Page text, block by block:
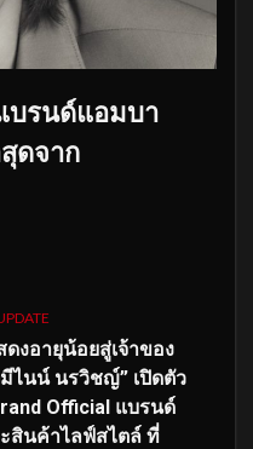
บรนด์แอมบา
ดจาก
งอายุน้อยสู่เจ้าของ
มีไนน์ นรวิชญ์” เปิดตัว
Official แบรนด์
สินค้าไลฟ์สไตล์ ที่